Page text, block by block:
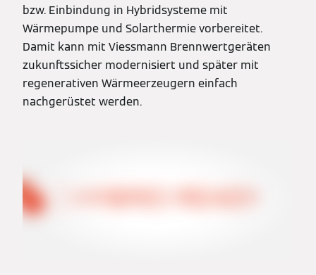
bzw. Einbindung in Hybridsysteme mit
Wärmepumpe und Solarthermie vorbereitet.
Damit kann mit Viessmann Brennwertgeräten
zukunftssicher modernisiert und später mit
regenerativen Wärmeerzeugern einfach
nachgerüstet werden.